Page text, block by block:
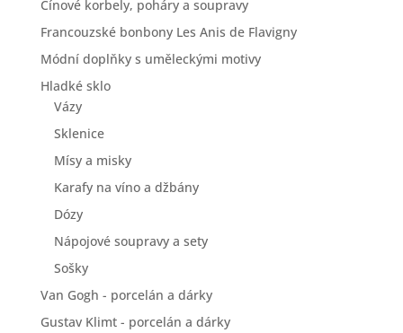
Cínové korbely, poháry a soupravy
Francouzské bonbony Les Anis de Flavigny
Módní doplňky s uměleckými motivy
Hladké sklo
Vázy
Sklenice
Mísy a misky
Karafy na víno a džbány
Dózy
Nápojové soupravy a sety
Sošky
Van Gogh - porcelán a dárky
Gustav Klimt - porcelán a dárky